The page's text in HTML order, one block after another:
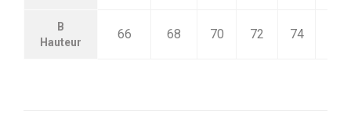
B
Hauteur
66 68 70 72 74